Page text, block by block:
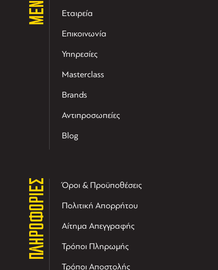
Εταιρεία
Επικοινωνία
Υπηρεσίες
Masterclass
Brands
Αντιπροσωπείες
Blog
ΠΛΗΡΟΦΟΡΙΕΣ Όροι & Προϋποθέσεις
Πολιτική Απορρήτου
Αίτημα Απεγγραφής
Τρόποι Πληρωμής
Τρόποι Αποστολής